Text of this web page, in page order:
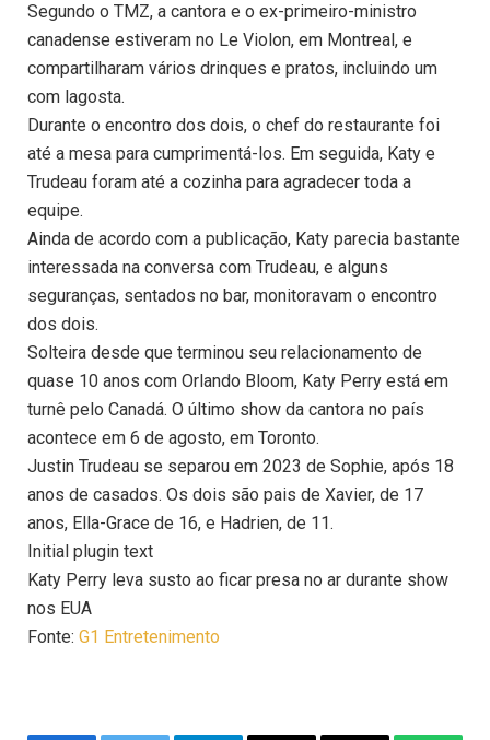
Segundo o TMZ, a cantora e o ex-primeiro-ministro
canadense estiveram no Le Violon, em Montreal, e
compartilharam vários drinques e pratos, incluindo um
com lagosta.
Durante o encontro dos dois, o chef do restaurante foi
até a mesa para cumprimentá-los. Em seguida, Katy e
Trudeau foram até a cozinha para agradecer toda a
equipe.
Ainda de acordo com a publicação, Katy parecia bastante
interessada na conversa com Trudeau, e alguns
seguranças, sentados no bar, monitoravam o encontro
dos dois.
Solteira desde que terminou seu relacionamento de
quase 10 anos com Orlando Bloom, Katy Perry está em
turnê pelo Canadá. O último show da cantora no país
acontece em 6 de agosto, em Toronto.
Justin Trudeau se separou em 2023 de Sophie, após 18
anos de casados. Os dois são pais de Xavier, de 17
anos, Ella-Grace de 16, e Hadrien, de 11.
Initial plugin text
Katy Perry leva susto ao ficar presa no ar durante show
nos EUA
Fonte: G1 Entretenimento